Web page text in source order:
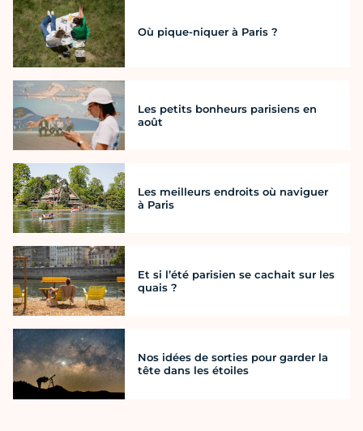
Où pique-niquer à Paris ?
Les petits bonheurs parisiens en
août
Les meilleurs endroits où naviguer
à Paris
Et si l’été parisien se cachait sur les
quais ?
Nos idées de sorties pour garder la
tête dans les étoiles